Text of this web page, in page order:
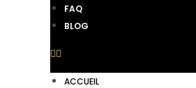
FAQ
BLOG
ACCUEIL